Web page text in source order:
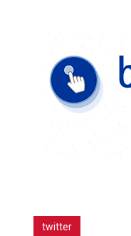
twitter